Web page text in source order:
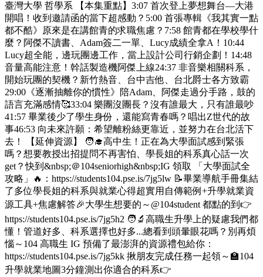
臺灣大學 哲學系 【本集重點】3:07 首次登上夢想舞台—大港
開唱！收到邀請函的當下超感動？5:00 首張專輯《我其實一點
都不酷》原來是在講館青的求職焦慮？7:58 館青都在學校學什
麼？阿傑不讀書、Adam簽二一單、Lucy成績全拿A！10:44
Lucy超全能，邊玩團邊工作，當上設計公司行銷企劃！14:48
音量高能注意！幹話製造機阿傑上線24:37 非音樂相關科系，
開始玩團的契機？新竹熱音、台中吉他、台北爵士各方致霸
29:00《逐漸抽離你的慣性》陪Adam、阿傑走過分手路，鼓的
語言充滿感情🥰33:04 樂團沒團長？沒有誰最大，只有誰最吵
41:57 畢業後少了學生身份，還能寫青春嗎？唱出Z世代的故
事46:53 向未來許願：希望離粉絲更靠近，並努力在台北活下
去！ 【延伸資源】 🧑‍🎓高中生！正在為大學面試感到緊張
嗎？想要教授出招提問不再害怕、學長姐的科系真心話一次
get？快到&nbsp;＠104seniorhigh&nbsp;IG 領取 「大學面試全
攻略」🔥：https://students104.pse.is/7jg5lw 📝畢業導航手冊集結
了多位學長姐的科系與就業心得超實用自傳範例+升學就業資
源工具+焦慮解答🎉大學生想要的～@104student 都點的到👉
https://students104.pse.is/7jg5h2 🧑‍🔬高職生升學上的疑慮我們都
懂！管道好多、科系選擇也好多...總看到頭暈眼花嗎？別再煩
惱～104 高職生 IG 預備了最澎湃的資源禮包給你：
https://students104.pse.is/7jg5kk 揪朋友完成任務一起領～🏫104
升學就業地圖3分鐘測出你適合的科系👉